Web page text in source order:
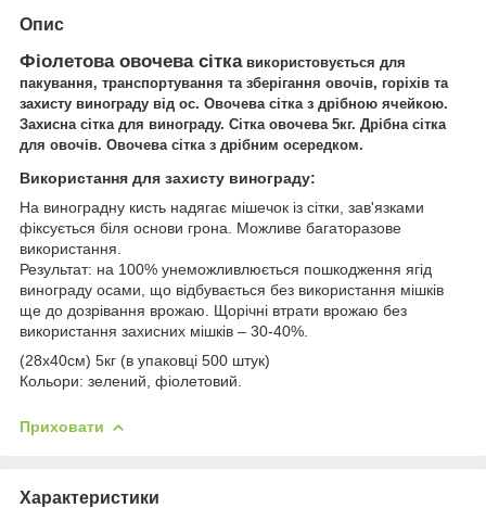
Опис
Фіолетоваовочева сітка використовується для
пакування, транспортування та зберігання овочів, горіхів та
захисту винограду від ос. Овочева сітка з дрібною ячейкою.
Захисна сітка для винограду. Сітка овочева 5кг. Дрібна сітка
для овочів. Овочева сітка з дрібним осередком.
Використання для захисту винограду:
На виноградну кисть надягає мішечок із сітки, зав'язками
фіксується біля основи грона. Можливе багаторазове
використання.
Результат: на 100% унеможливлюється пошкодження ягід
винограду осами, що відбувається без використання мішків
ще до дозрівання врожаю. Щорічні втрати врожаю без
використання захисних мішків – 30-40%.
(28х40см) 5кг (в упаковці 500 штук)
Кольори: зелений, фіолетовий.
Приховати
Характеристики